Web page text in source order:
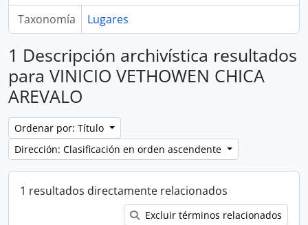
Taxonomía Lugares
1 Descripción archivística resultados
para VINICIO VETHOWEN CHICA
AREVALO
Ordenar por: Título
Dirección: Clasificación en orden ascendente
1 resultados directamente relacionados
Excluir términos relacionados